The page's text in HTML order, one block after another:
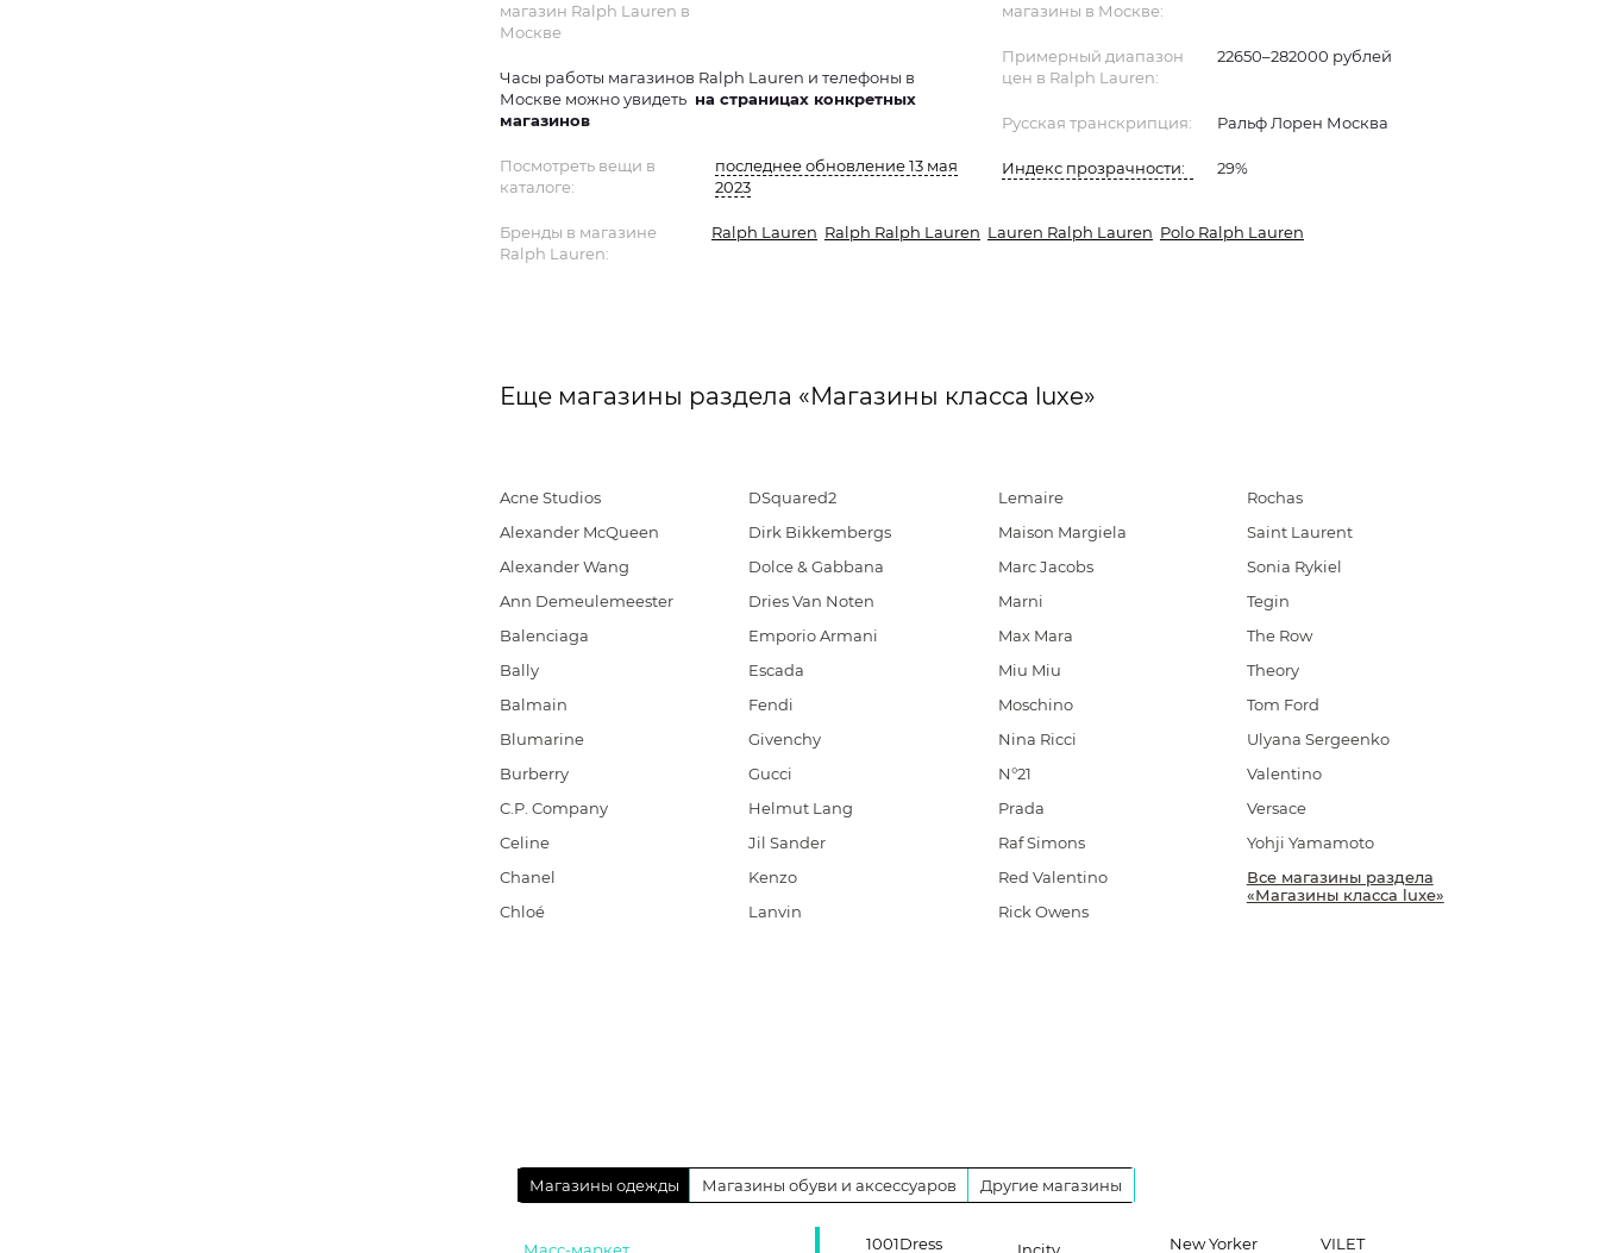
магазин Ralph Lauren в
Москве
Часы работы магазинов Ralph Lauren и телефоны в
Москве можно увидеть на страницах конкретных
магазинов
Посмотреть вещи в
каталоге:
последнее обновление 13 мая
2023
магазины в Москве:
Примерный диапазон
цен в Ralph Lauren:
22650–282000 рублей
Русская транскрипция: Ральф Лорен Москва
Индекс прозрачности: 29%
Бренды в магазине
Ralph Lauren:
Ralph Lauren Ralph Ralph Lauren Lauren Ralph Lauren Polo Ralph Lauren
Еще магазины раздела «Магазины класса luxe»
Acne Studios
Alexander McQueen
Alexander Wang
Ann Demeulemeester
Balenciaga
Bally
Balmain
Blumarine
Burberry
C.P. Company
Celine
Chanel
Chloé
DSquared2
Dirk Bikkembergs
Dolce & Gabbana
Dries Van Noten
Emporio Armani
Escada
Fendi
Givenchy
Gucci
Helmut Lang
Jil Sander
Kenzo
Lanvin
Lemaire
Maison Margiela
Marc Jacobs
Marni
Max Mara
Miu Miu
Moschino
Nina Ricci
N°21
Prada
Raf Simons
Red Valentino
Rick Owens
Rochas
Saint Laurent
Sonia Rykiel
Tegin
The Row
Theory
Tom Ford
Ulyana Sergeenko
Valentino
Versace
Yohji Yamamoto
Все магазины раздела
«Магазины класса luxe»
Магазины одежды Магазины обуви и аксессуаров Другие магазины
1001Dress New Yorker VILET